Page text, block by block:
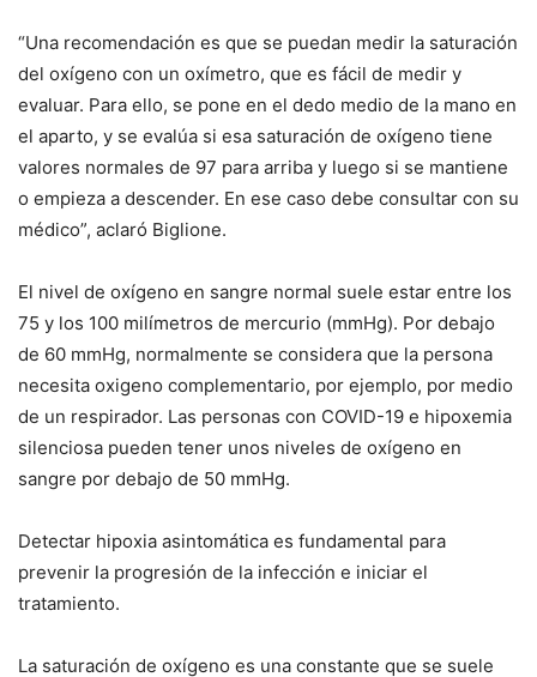
“Una recomendación es que se puedan medir la saturación
del oxígeno con un oxímetro, que es fácil de medir y
evaluar. Para ello, se pone en el dedo medio de la mano en
el aparto, y se evalúa si esa saturación de oxígeno tiene
valores normales de 97 para arriba y luego si se mantiene
o empieza a descender. En ese caso debe consultar con su
médico”, aclaró Biglione.
El nivel de oxígeno en sangre normal suele estar entre los
75 y los 100 milímetros de mercurio (mmHg). Por debajo
de 60 mmHg, normalmente se considera que la persona
necesita oxigeno complementario, por ejemplo, por medio
de un respirador. Las personas con COVID-19 e hipoxemia
silenciosa pueden tener unos niveles de oxígeno en
sangre por debajo de 50 mmHg.
Detectar hipoxia asintomática es fundamental para
prevenir la progresión de la infección e iniciar el
tratamiento.
La saturación de oxígeno es una constante que se suele